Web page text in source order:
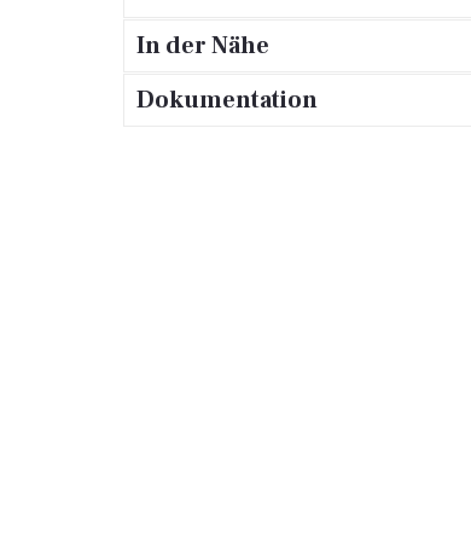
In der Nähe
Dokumentation